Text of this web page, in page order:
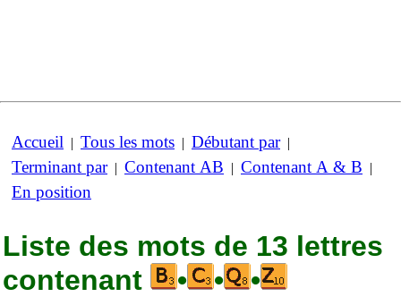
Accueil | Tous les mots | Débutant par|
Terminant par| Contenant AB | Contenant A & B |
En position
Liste des mots de 13 lettres
contenant
• • •